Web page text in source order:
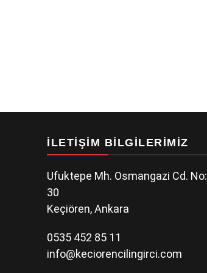
İLETIŞIM BILGILERIMIZ
Ufuktepe Mh. Osmangazi Cd. No:
30
Keçiören, Ankara
0535 452 85 11
info@keciorencilingirci.com